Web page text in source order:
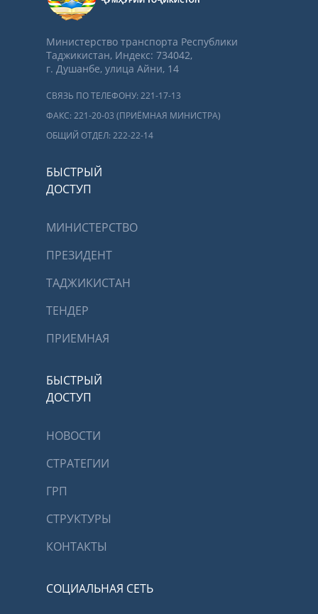
Министерство транспорта Республики
Таджикистан, Индекс: 734042,
г. Душанбе, улица Айни, 14
СВЯЗЬ ПО ТЕЛЕФОНУ: 221-17-13
ФАКС: 221-20-03 (ПРИЁМНАЯ МИНИСТРА)
ОБЩИЙ ОТДЕЛ: 222-22-14
БЫСТРЫЙ
ДОСТУП
МИНИСТЕРСТВО
ПРЕЗИДЕНТ
ТАДЖИКИСТАН
ТЕНДЕР
ПРИЕМНАЯ
БЫСТРЫЙ
ДОСТУП
НОВОСТИ
СТРАТЕГИИ
ГРП
СТРУКТУРЫ
КОНТАКТЫ
СОЦИАЛЬНАЯ СЕТЬ